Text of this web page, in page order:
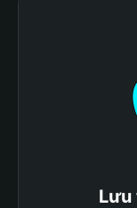
Lưu